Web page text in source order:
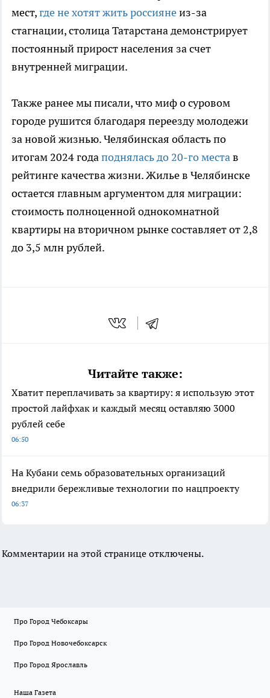
мест,где не хотят жить россиянеиз-за
стагнации, столица Татарстана демонстрирует
постоянный прирост населения за счет
внутренней миграции.
Также ранее мы писали, что миф о суровом
городе рушится благодаря переезду молодежи
за новой жизнью. Челябинская область по
итогам 2024 годаподнялась до 20-го местав
рейтинге качества жизни. Жилье в Челябинске
остается главным аргументом для миграции:
стоимость полноценной однокомнатной
квартиры на вторичном рынке составляет от 2,8
до 3,5 млн рублей.
Читайте также:
Хватит переплачивать за квартиру: я использую этот
простой лайфхак и каждый месяц оставляю 3000
рублей себе
06:50
На Кубани семь образовательных организаций
внедрили бережливые технологии по нацпроекту
06:37
Комментарии на этой странице отключены.
Про Город Чебоксары
Про Город Новочебоксарск
Про Город Ярославль
Наша Газета